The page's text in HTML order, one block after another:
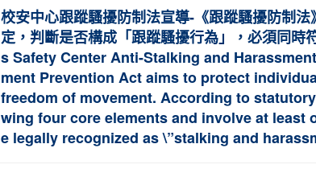
校安中心跟蹤騷擾防制法宣導-《跟蹤騷擾防制
定，判斷是否構成「跟蹤騷擾行為」，必須同
s Safety Center Anti-Stalking and
ment Prevention Act aims to protect
freedom of movement. According to
wing four core elements and involve at
e legally recognized as \”stalking and